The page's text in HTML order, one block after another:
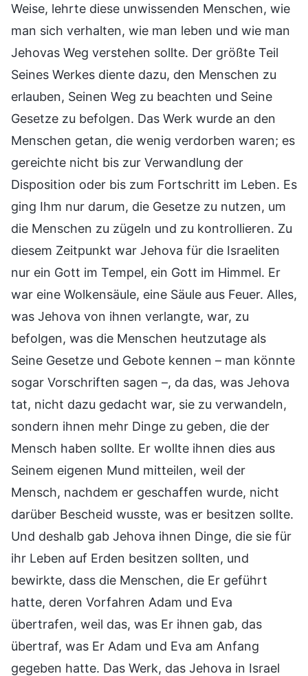
Weise, lehrte diese unwissenden Menschen, wie
man sich verhalten, wie man leben und wie man
Jehovas Weg verstehen sollte. Der größte Teil
Seines Werkes diente dazu, den Menschen zu
erlauben, Seinen Weg zu beachten und Seine
Gesetze zu befolgen. Das Werk wurde an den
Menschen getan, die wenig verdorben waren; es
gereichte nicht bis zur Verwandlung der
Disposition oder bis zum Fortschritt im Leben. Es
ging Ihm nur darum, die Gesetze zu nutzen, um
die Menschen zu zügeln und zu kontrollieren. Zu
diesem Zeitpunkt war Jehova für die Israeliten
nur ein Gott im Tempel, ein Gott im Himmel. Er
war eine Wolkensäule, eine Säule aus Feuer. Alles,
was Jehova von ihnen verlangte, war, zu
befolgen, was die Menschen heutzutage als
Seine Gesetze und Gebote kennen – man könnte
sogar Vorschriften sagen –, da das, was Jehova
tat, nicht dazu gedacht war, sie zu verwandeln,
sondern ihnen mehr Dinge zu geben, die der
Mensch haben sollte. Er wollte ihnen dies aus
Seinem eigenen Mund mitteilen, weil der
Mensch, nachdem er geschaffen wurde, nicht
darüber Bescheid wusste, was er besitzen sollte.
Und deshalb gab Jehova ihnen Dinge, die sie für
ihr Leben auf Erden besitzen sollten, und
bewirkte, dass die Menschen, die Er geführt
hatte, deren Vorfahren Adam und Eva
übertrafen, weil das, was Er ihnen gab, das
übertraf, was Er Adam und Eva am Anfang
gegeben hatte. Das Werk, das Jehova in Israel